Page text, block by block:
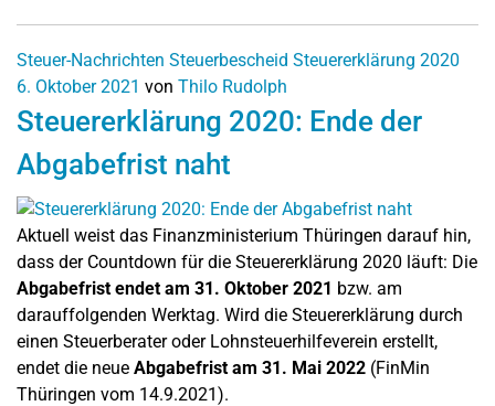
Steuer-Nachrichten Steuerbescheid Steuererklärung 2020
6. Oktober 2021 von Thilo Rudolph
Steuererklärung 2020: Ende der
Abgabefrist naht
Aktuell weist das Finanzministerium Thüringen darauf hin,
dass der Countdown für die Steuererklärung 2020 läuft: Die
Abgabefrist endet am 31. Oktober 2021 bzw. am
darauffolgenden Werktag. Wird die Steuererklärung durch
einen Steuerberater oder Lohnsteuerhilfeverein erstellt,
endet die neue Abgabefrist am 31. Mai 2022 (FinMin
Thüringen vom 14.9.2021).